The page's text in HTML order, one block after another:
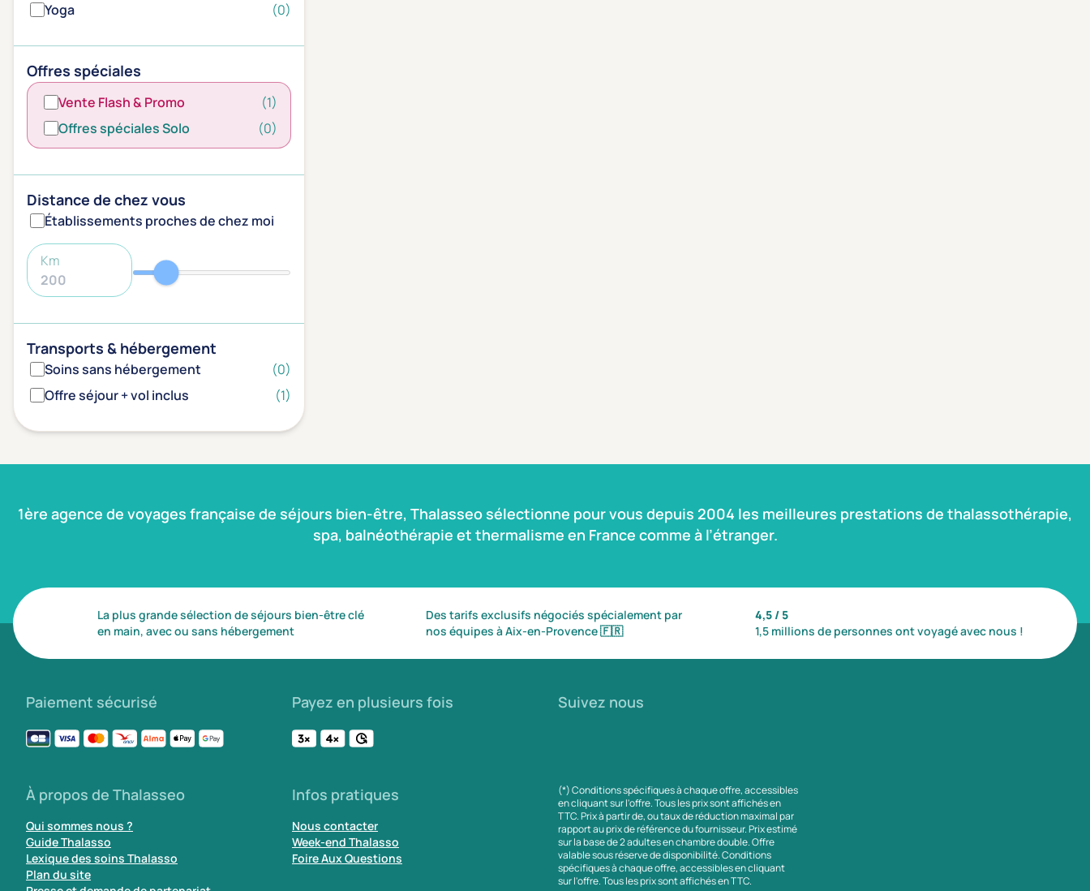
Yoga
(0)
Offres spéciales
Vente Flash & Promo
(1)
Offres spéciales Solo
(0)
Distance de chez vous
Établissements proches de chez moi
Km
Transports & hébergement
Soins sans hébergement
(0)
Offre séjour + vol inclus
(1)
1ère agence de voyages française de séjours bien-être, Thalasseo sélectionne pour vous depuis 2004 les meilleures prestations de thalassothérapie,
spa, balnéothérapie et thermalisme en France comme à l’étranger.
La plus grande sélection de séjours bien-être clé
en main, avec ou sans hébergement
Des tarifs exclusifs négociés spécialement par
nos équipes à Aix-en-Provence🇫🇷
4,5 / 5
1,5 millions de personnes ont voyagé avec nous !
Paiement sécurisé Payez en plusieurs fois Suivez nous
À propos de Thalasseo
Qui sommes nous ?
Guide Thalasso
Lexique des soins Thalasso
Plan du site
Infos pratiques
Nous contacter
Week-end Thalasso
Foire Aux Questions
(*) Conditions spécifiques à chaque offre, accessibles
en cliquant sur l'offre. Tous les prix sont affichés en
TTC. Prix à partir de, ou taux de réduction maximal par
rapport au prix de référence du fournisseur. Prix estimé
sur la base de 2 adultes en chambre double. Offre
valable sous réserve de disponibilité. Conditions
spécifiques à chaque offre, accessibles en cliquant
sur l'offre. Tous les prix sont affichés en TTC.